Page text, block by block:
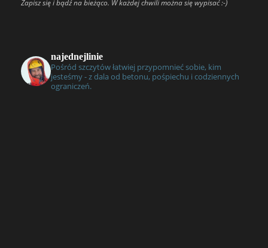
Zapisz się i bądź na bieżąco. W każdej chwili można się wypisać :-)
najednejlinie
Pośród szczytów łatwiej przypomnieć sobie, kim
jesteśmy - z dala od betonu, pośpiechu i codziennych
ograniczeń.